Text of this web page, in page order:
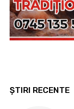
ȘTIRI RECENTE